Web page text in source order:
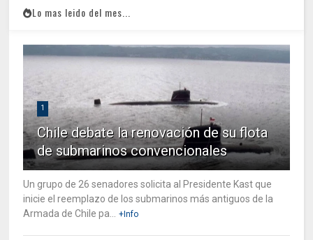
Lo mas leido del mes...
1
Chile debate la renovación de su flota
de submarinos convencionales
Un grupo de 26 senadores solicita al Presidente Kast que
inicie el reemplazo de los submarinos más antiguos de la
Armada de Chile pa...
+Info